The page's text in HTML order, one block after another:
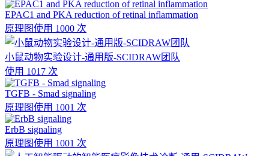
EPAC1 and PKA reduction of retinal inflammation
原理图使用 1000 次
小鼠动物实验设计-通用版-SCIDRAW团队
使用 1017 次
TGFB - Smad signaling
原理图使用 1001 次
ErbB signaling
原理图使用 1001 次